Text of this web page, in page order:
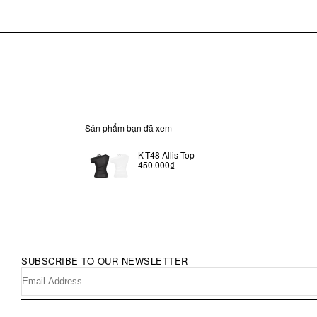
Sản phẩm bạn đã xem
K-T48 Allis Top
450.000₫
SUBSCRIBE TO OUR NEWSLETTER